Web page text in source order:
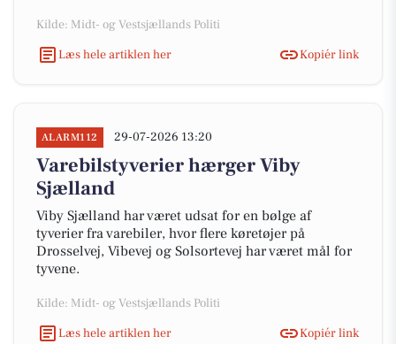
Kilde: Midt- og Vestsjællands Politi
Læs hele artiklen her
Kopiér link
ALARM112 29-07-2026 13:20
Varebilstyverier hærger Viby
Sjælland
Viby Sjælland har været udsat for en bølge af
tyverier fra varebiler, hvor flere køretøjer på
Drosselvej, Vibevej og Solsortevej har været mål for
tyvene.
Kilde: Midt- og Vestsjællands Politi
Læs hele artiklen her
Kopiér link